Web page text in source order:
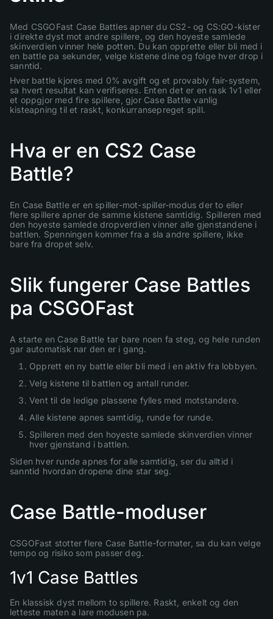
Med CSGOFast Case Battles apner du CS2- og CS:GO-kister
i direkte dyst mot andre spillere, og den hoyeste samlede
skinverdien vinner hele potten. Du kan opprette eller bli med i
en battle pa sekunder, velge kistene dine og folge hver drop i
sanntid.
Hver battle kjores med 0% avgift og et provably fair-system,
sa hvert resultat kan verifiseres. Enten det er en rask 1v1 eller
et oppgjor med fire spillere, gjor Case Battle vanlig
kisteapning til et raskt, konkurransepreget spill.
Hva er en CS2 Case
Battle?
En Case Battle er en spiller-mot-spiller-modus der to eller
flere spillere apner de samme kistene samtidig. Spilleren med
den hoyeste samlede dropverdien vinner alle gjenstandene i
battlen. Spenningen kommer fra a sla andre spillere, ikke
bare fra dropet selv.
Slik fungerer Case Battles
pa CSGOFast
A starte en Case Battle tar bare noen fa steg, og hele runden
gar automatisk nar den er i gang.
Opprett en ny battle eller bli med i en aktiv fra lobbyen.
Velg kistene til battlen og antall runder.
Vent til de ledige plassene fylles med motstandere.
Alle kistene apnes samtidig, runde for runde.
Spilleren med den hoyeste samlede skinverdien vinner
hver gjenstand i battlen.
Siden hver runde apnes for alle samtidig, ser du alltid i
sanntid hvordan dropene dine star seg.
Case Battle-moduser
CSGOFast stotter flere Case Battle-formater, sa du kan velge
tempo og risiko som passer deg.
1v1 Case Battles
En klassisk dyst mellom to spillere. Raskt, enkelt og den
letteste maten a lare modusen pa.